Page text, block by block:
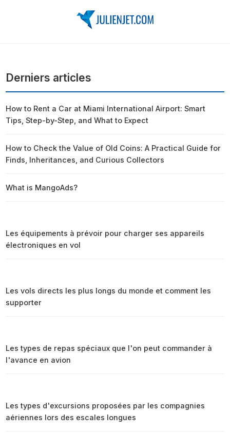
Derniers articles
How to Rent a Car at Miami International Airport: Smart
Tips, Step-by-Step, and What to Expect
How to Check the Value of Old Coins: A Practical Guide for
Finds, Inheritances, and Curious Collectors
What is MangoAds?
Les équipements à prévoir pour charger ses appareils
électroniques en vol
Les vols directs les plus longs du monde et comment les
supporter
Les types de repas spéciaux que l'on peut commander à
l'avance en avion
Les types d'excursions proposées par les compagnies
aériennes lors des escales longues